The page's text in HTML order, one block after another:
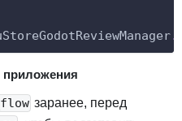
.
приложения
заранее, перед